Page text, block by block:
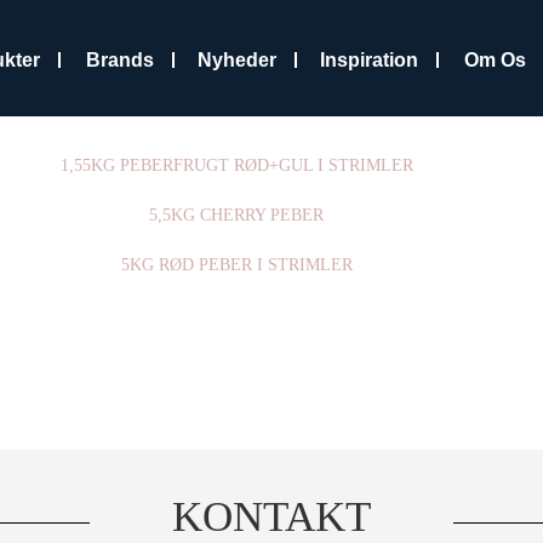
Brands Nyheder Inspiration Om Os
1,55KG PEBERFRUGT RØD+GUL I STRIMLER
5,5KG CHERRY PEBER
5KG RØD PEBER I STRIMLER
KONTAKT